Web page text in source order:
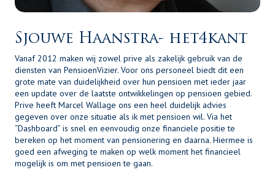
Sjouwe Haanstra- het4kant
Vanaf 2012 maken wij zowel prive als zakelijk gebruik van de
diensten van PensioenVizier. Voor ons personeel biedt dit een
grote mate van duidelijkheid over hun pensioen met ieder jaar
een update over de laatste ontwikkelingen op pensioen gebied.
Prive heeft Marcel Wallage ons een heel duidelijk advies
gegeven over onze situatie als ik met pensioen wil. Via het
“Dashboard” is snel en eenvoudig onze financiele positie te
bereken op het moment van pensionering en daarna. Hiermee is
goed een afweging te maken op welk moment het financieel
mogelijk is om met pensioen te gaan.